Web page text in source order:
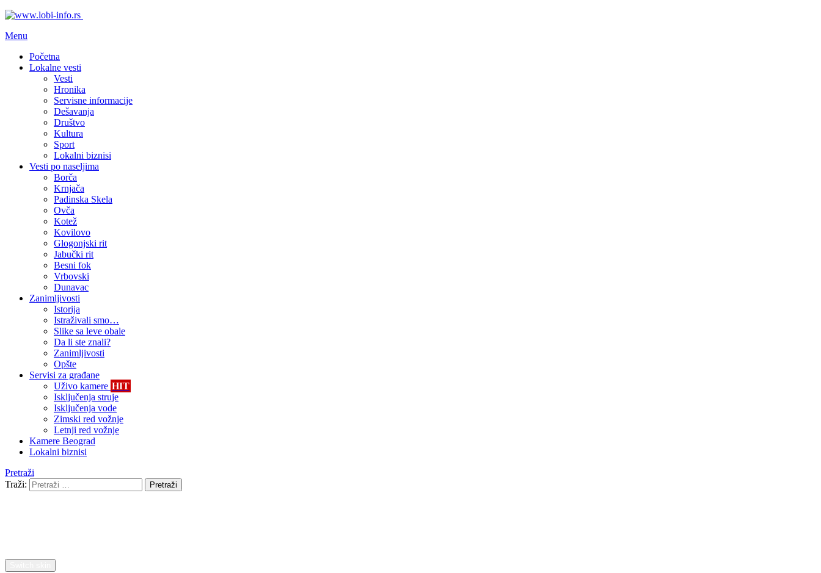
Menu
Početna
Lokalne vesti
Vesti
Hronika
Servisne informacije
Dešavanja
Društvo
Kultura
Sport
Lokalni biznisi
Vesti po naseljima
Borča
Krnjača
Padinska Skela
Ovča
Kotež
Kovilovo
Glogonjski rit
Jabučki rit
Besni fok
Vrbovski
Dunavac
Zanimljivosti
Istorija
Istraživali smo…
Slike sa leve obale
Da li ste znali?
Zanimljivosti
Opšte
Servisi za građane
Uživo kamere HIT
Isključenja struje
Isključenja vode
Zimski red vožnje
Letnji red vožnje
Kamere Beograd
Lokalni biznisi
Pretraži
Traži:
Pretraži